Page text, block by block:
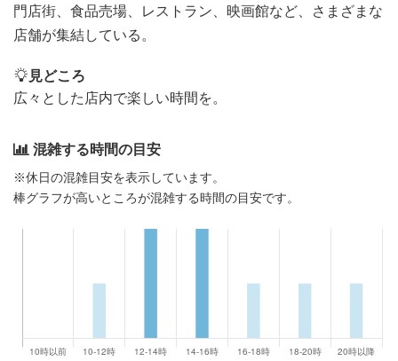
門店街、食品売場、レストラン、映画館など、さまざまな
店舗が集結している。
見どころ
広々とした店内で楽しい時間を。
混雑する時間の目安
※休日の混雑目安を表示しています。
棒グラフが高いところが混雑する時間の目安です。